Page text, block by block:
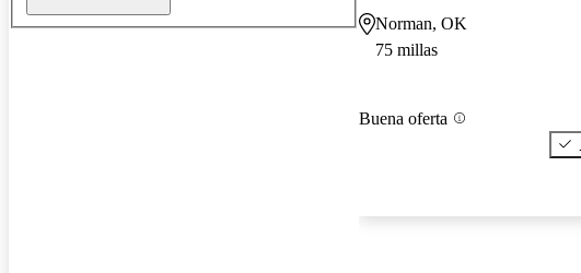
Norman, OK
75 millas
Buena oferta